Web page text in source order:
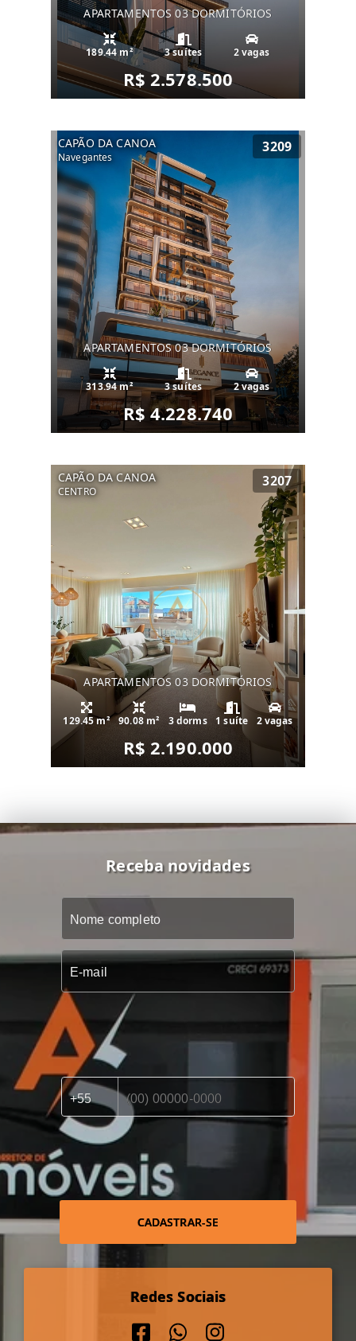
APARTAMENTOS 03 DORMITÓRIOS
189.44 m² 3 suítes 2 vagas
R$ 2.578.500
CAPÃO DA CANOA
Navegantes
3209
APARTAMENTOS 03 DORMITÓRIOS
313.94 m² 3 suítes 2 vagas
R$ 4.228.740
CAPÃO DA CANOA
CENTRO
3207
APARTAMENTOS 03 DORMITÓRIOS
129.45 m² 90.08 m² 3 dorms 1 suíte 2 vagas
R$ 2.190.000
Receba novidades
CADASTRAR-SE
Redes Sociais